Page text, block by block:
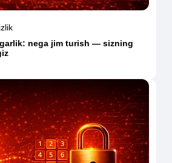
nega jim turish — sizning